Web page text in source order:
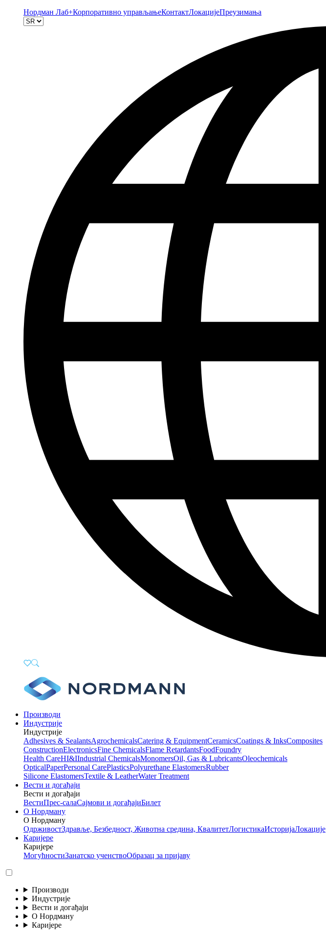
Нордман Лаб+Корпоративно управљањеКонтактЛокацијеПреузимања
Производи
Индустрије
Индустрије
Adhesives & SealantsAgrochemicalsCatering & EquipmentCeramicsCoatings & InksComposites
ConstructionElectronicsFine ChemicalsFlame RetardantsFoodFoundry
Health CareHI&IIndustrial ChemicalsMonomersOil, Gas & LubricantsOleochemicals
OpticalPaperPersonal CarePlasticsPolyurethane ElastomersRubber
Silicone ElastomersTextile & LeatherWater Treatment
Вести и догађаји
Вести и догађаји
ВестиПрес-салаСајмови и догађајиБилет
О Нордману
О Нордману
ОдрживостЗдравље, Безбедност, Животна средина, КвалитетЛогистикаИсторијаЛокације
Каријере
Каријере
МогућностиЗанатско ученствоОбразац за пријаву
Производи
Индустрије
Вести и догађаји
О Нордману
Каријере